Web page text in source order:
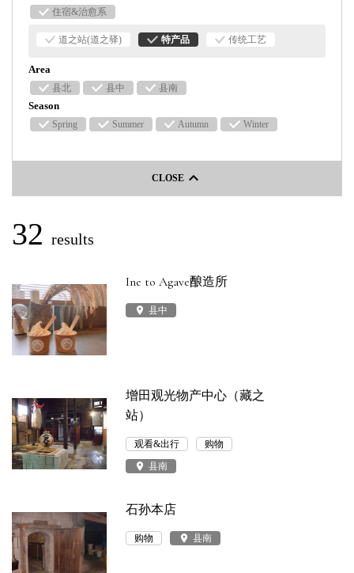
联系我们
住宿&治愈系
道之站(道之驿) 特产品 传统工艺
Area
县北 县中 县南
Season
Spring Summer Autumn Winter
CLOSEkeyboard_arrow_left
32 results
Ine to Agave酿造所
place 县中
增田观光物产中心（藏之
站）
观看&出行
购物
place 县南
石孙本店
购物 place 县南